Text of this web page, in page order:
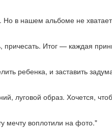
в нашем альбоме не
причесать. Итог — каждая
ребенка, и заставить
луговой образ. Хочется,
мечту воплотили на фото."